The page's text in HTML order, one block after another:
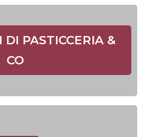
PASTICCERIA &
CO